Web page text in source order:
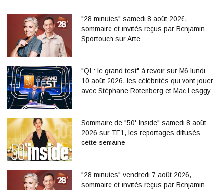
"28 minutes" samedi 8 août 2026,
sommaire et invités reçus par Benjamin
Sportouch sur Arte
"QI : le grand test" à revoir sur M6 lundi
10 août 2026, les célébrités qui vont jouer
avec Stéphane Rotenberg et Mac Lesggy
Sommaire de "50' Inside" samedi 8 août
2026 sur TF1, les reportages diffusés
cette semaine
"28 minutes" vendredi 7 août 2026,
sommaire et invités reçus par Benjamin